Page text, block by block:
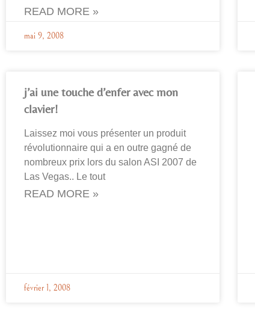
READ MORE »
mai 9, 2008
j’ai une touche d’enfer avec mon
clavier!
Laissez moi vous présenter un produit
révolutionnaire qui a en outre gagné de
nombreux prix lors du salon ASI 2007 de
Las Vegas.. Le tout
READ MORE »
février 1, 2008